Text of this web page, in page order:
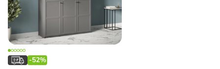
-52%